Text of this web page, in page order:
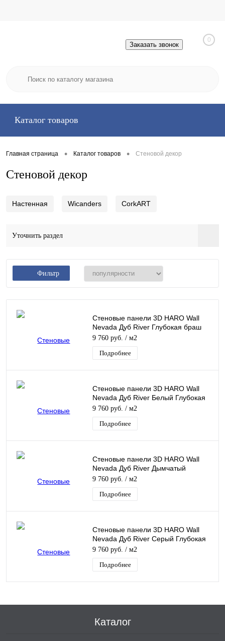
Заказать звонок
0
Каталог товаров
Главная страница • Каталог товаров • Стеновой декор
Стеновой декор
Настенная Wicanders CorkART
Уточнить раздел
Фильтр
Стеновые панели 3D HARO Wall
Nevada Дуб River Глубокая браш
Масло
9 760 руб. / м2
Подробнее
Стеновые панели 3D HARO Wall
Nevada Дуб River Белый Глубокая
браш Масло
9 760 руб. / м2
Подробнее
Стеновые панели 3D HARO Wall
Nevada Дуб River Дымчатый
Глубокая браш Масло
9 760 руб. / м2
Подробнее
Стеновые панели 3D HARO Wall
Nevada Дуб River Серый Глубокая
браш Масло
9 760 руб. / м2
Подробнее
Каталог